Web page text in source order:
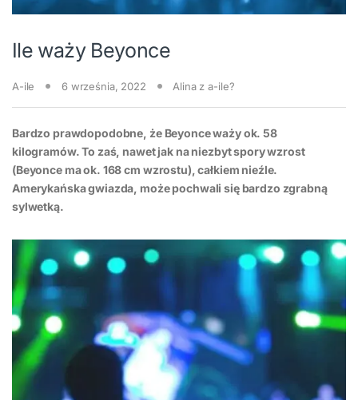
Ile waży Beyonce
A-ile 6 września, 2022 Alina z a-ile?
Bardzo prawdopodobne, że Beyonce waży ok. 58
kilogramów. To zaś, nawet jak na niezbyt spory wzrost
(Beyonce ma ok. 168 cm wzrostu), całkiem nieźle.
Amerykańska gwiazda, może pochwali się bardzo zgrabną
sylwetką.